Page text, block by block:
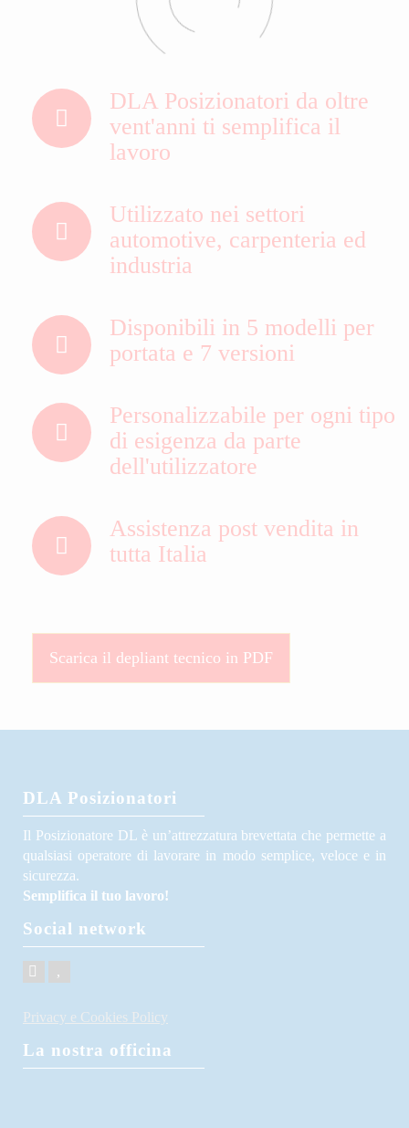
DLA Posizionatori da oltre
vent'anni ti semplifica il
lavoro
Utilizzato nei settori
automotive, carpenteria ed
industria
Disponibili in 5 modelli per
portata e 7 versioni
Personalizzabile per ogni tipo
di esigenza da parte
dell'utilizzatore
Assistenza post vendita in
tutta Italia
Scarica il depliant tecnico in PDF
DLA Posizionatori
Il Posizionatore DL è un’attrezzatura brevettata che permette a
qualsiasi operatore di lavorare in modo semplice, veloce e in
sicurezza.
Semplifica il tuo lavoro!
Social network
Privacy e Cookies Policy
La nostra officina